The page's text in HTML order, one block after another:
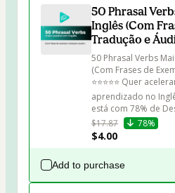
50 Phrasal
Inglês (Com
Tradução e
50 Phrasal Verbs
(Com Frases de
⭐⭐⭐⭐⭐ Quer
aprendizado no
está com 78% de
$17.87
78%
$4.00
Add to purchase